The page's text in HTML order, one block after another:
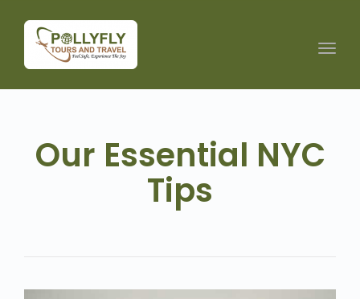
Our Essential NYC
Tips